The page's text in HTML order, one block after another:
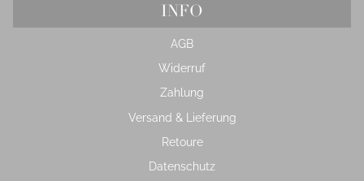
INFO
AGB
Widerruf
Zahlung
Versand & Lieferung
Retoure
Datenschutz